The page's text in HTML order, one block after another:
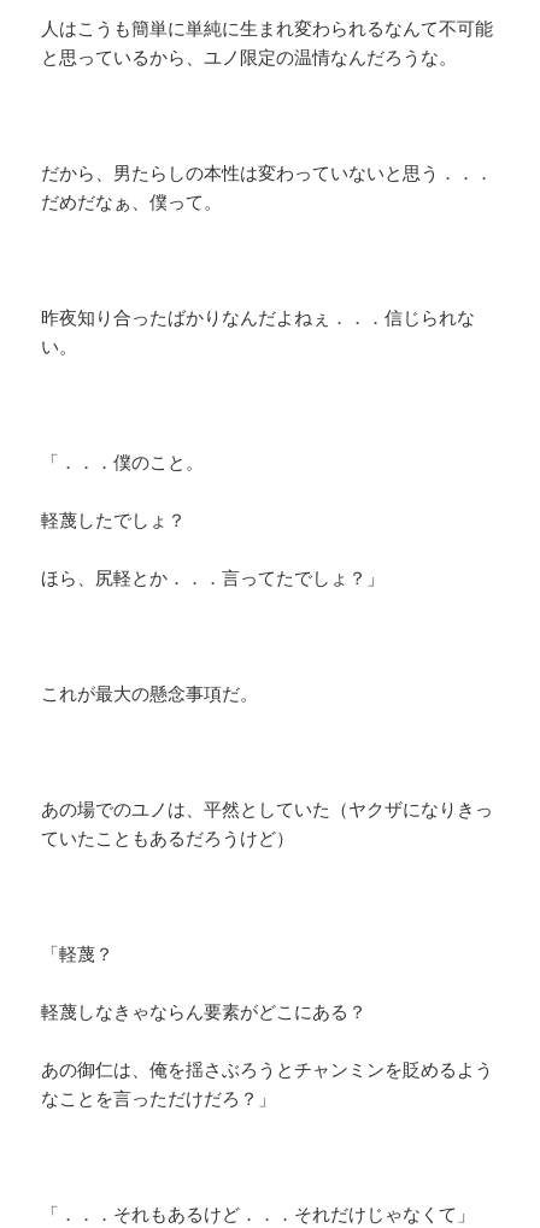
人はこうも簡単に単純に生まれ変わられるなんて不可能
と思っているから、ユノ限定の温情なんだろうな。
だから、男たらしの本性は変わっていないと思う．．．
だめだなぁ、僕って。
昨夜知り合ったばかりなんだよねぇ．．．信じられな
い。
「．．．僕のこと。
軽蔑したでしょ？
ほら、尻軽とか．．．言ってたでしょ？」
これが最大の懸念事項だ。
あの場でのユノは、平然としていた（ヤクザになりきっ
ていたこともあるだろうけど）
「軽蔑？
軽蔑しなきゃならん要素がどこにある？
あの御仁は、俺を揺さぶろうとチャンミンを貶めるよう
なことを言っただけだろ？」
「．．．それもあるけど．．．それだけじゃなくて」